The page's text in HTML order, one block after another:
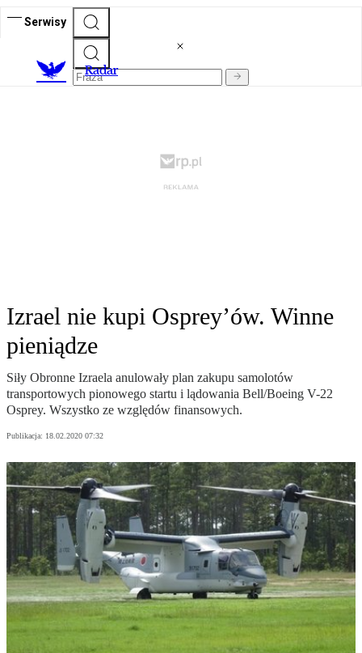
Serwisy
Radar
Izrael nie kupi Osprey’ów. Winne
pieniądze
Siły Obronne Izraela anulowały plan zakupu samolotów
transportowych pionowego startu i lądowania Bell/Boeing V-22
Osprey. Wszystko ze względów finansowych.
Publikacja: 18.02.2020 07:32